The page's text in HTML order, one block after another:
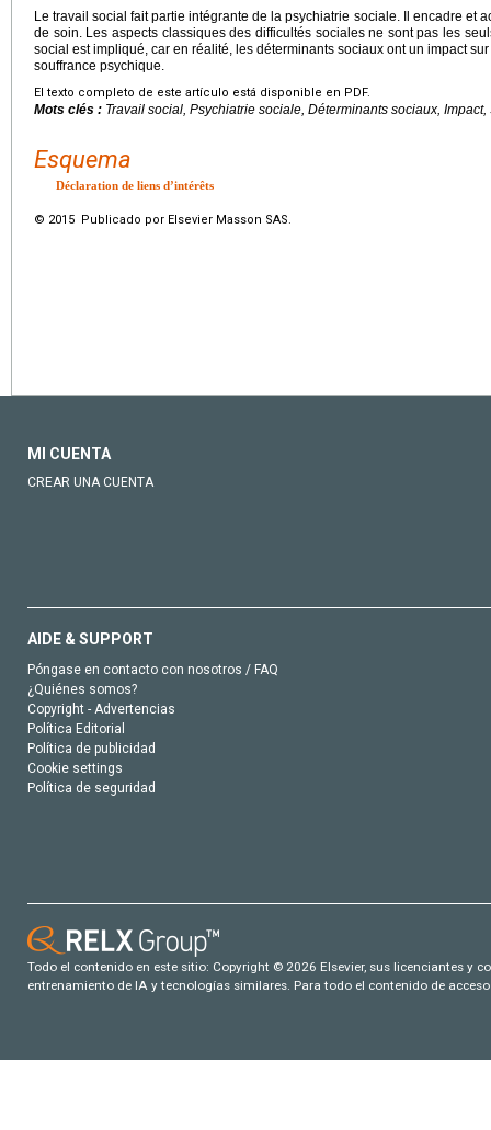
Le travail social fait partie intégrante de la psychiatrie sociale. Il encadre et
de soin. Les aspects classiques des difficultés sociales ne sont pas les
social est impliqué, car en réalité, les déterminants sociaux ont un impact
souffrance psychique.
El texto completo de este artículo está disponible en PDF.
Mots clés : Travail social, Psychiatrie sociale, Déterminants sociaux,
Esquema
Déclaration de liens d’intérêts
© 2015 Publicado por Elsevier Masson SAS.
MI CUENTA
CREAR UNA CUENTA
AIDE & SUPPORT
Póngase en contacto con nosotros / FAQ
¿Quiénes somos?
Copyright - Advertencias
Política Editorial
Política de publicidad
Cookie settings
Política de seguridad
Todo el contenido en este sitio: Copyright © 2026 Elsevier, sus licenciantes y
entrenamiento de IA y tecnologías similares. Para todo el contenido de